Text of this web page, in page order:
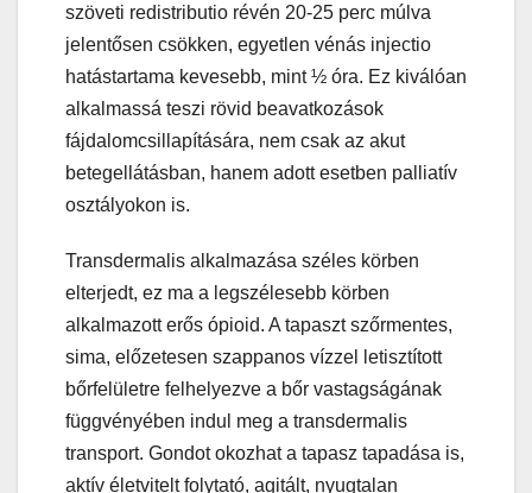
szöveti redistributio révén 20-25 perc múlva
jelentősen csökken, egyetlen vénás injectio
hatástartama kevesebb, mint ½ óra. Ez kiválóan
alkalmassá teszi rövid beavatkozások
fájdalomcsillapítására, nem csak az akut
betegellátásban, hanem adott esetben palliatív
osztályokon is.
Transdermalis alkalmazása széles körben
elterjedt, ez ma a legszélesebb körben
alkalmazott erős ópioid. A tapaszt szőrmentes,
sima, előzetesen szappanos vízzel letisztított
bőrfelületre felhelyezve a bőr vastagságának
függvényében indul meg a transdermalis
transport. Gondot okozhat a tapasz tapadása is,
aktív életvitelt folytató, agitált, nyugtalan